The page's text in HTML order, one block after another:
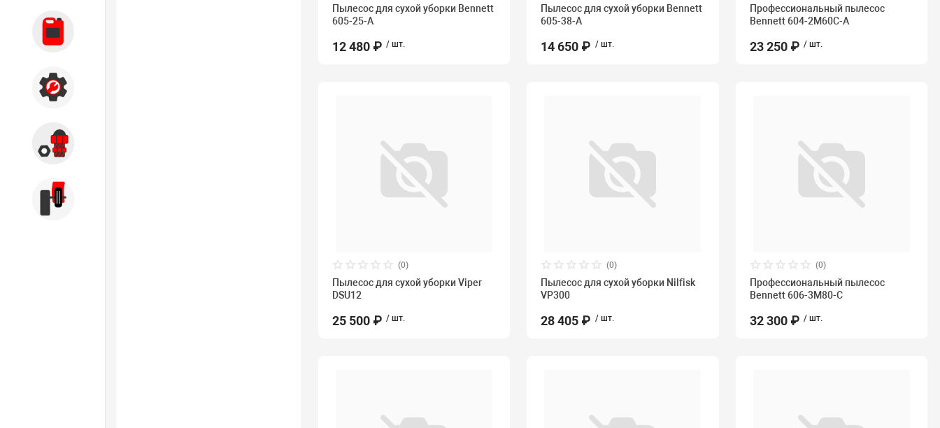
Пылесос для сухой уборки Bennett
605-25-A
12 480 ₽ / шт.
Пылесос для сухой уборки Bennett
605-38-A
14 650 ₽ / шт.
Профессиональный пылесос
Bennett 604-2M60C-A
23 250 ₽ / шт.
(0)
Пылесос для сухой уборки Viper
DSU12
25 500 ₽ / шт.
(0)
Пылесос для сухой уборки Nilfisk
VP300
28 405 ₽ / шт.
(0)
Профессиональный пылесос
Bennett 606-3M80-C
32 300 ₽ / шт.